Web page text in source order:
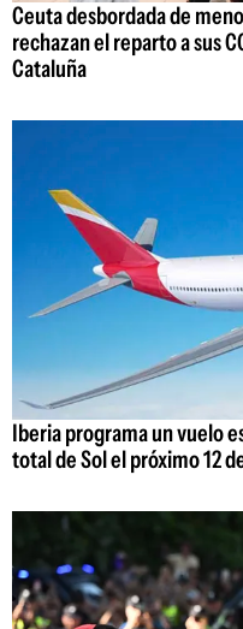
Ceuta desbordada de
rechazan el reparto a sus
Cataluña
Iberia programa un vuelo
total de Sol el próximo 12